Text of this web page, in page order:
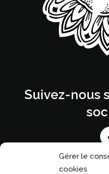
Gérer le
cookies
Suivez-nous